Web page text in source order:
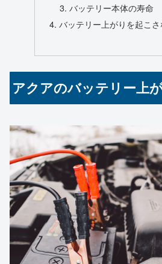
バッテリー本体の寿命
バッテリー上がりを起こ
アクアのバッテリー上